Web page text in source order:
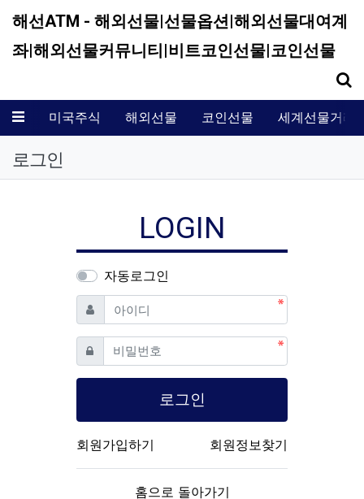
해선ATM - 해외선물|선물옵션|해외선물대여계
좌|해외선물커뮤니티|비트코인선물|코인선물
메뉴 미국주식 해외선물 코인선물 세계선물거래
로그인
LOGIN
자동로그인
아이디 필수
비밀번호필수
로그인
회원가입하기 회원정보찾기
홈으로 돌아가기